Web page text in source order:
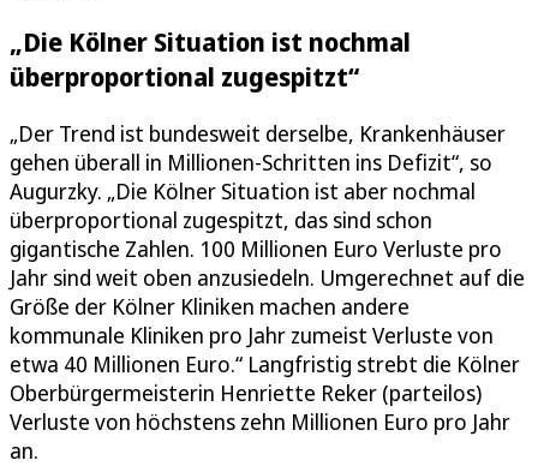
„Die Kölner Situation ist nochmal
überproportional zugespitzt“
„Der Trend ist bundesweit derselbe, Krankenhäuser
gehen überall in Millionen-Schritten ins Defizit“, so
Augurzky. „Die Kölner Situation ist aber nochmal
überproportional zugespitzt, das sind schon
gigantische Zahlen. 100 Millionen Euro Verluste pro
Jahr sind weit oben anzusiedeln. Umgerechnet auf die
Größe der Kölner Kliniken machen andere
kommunale Kliniken pro Jahr zumeist Verluste von
etwa 40 Millionen Euro.“ Langfristig strebt die Kölner
Oberbürgermeisterin Henriette Reker (parteilos)
Verluste von höchstens zehn Millionen Euro pro Jahr
an.